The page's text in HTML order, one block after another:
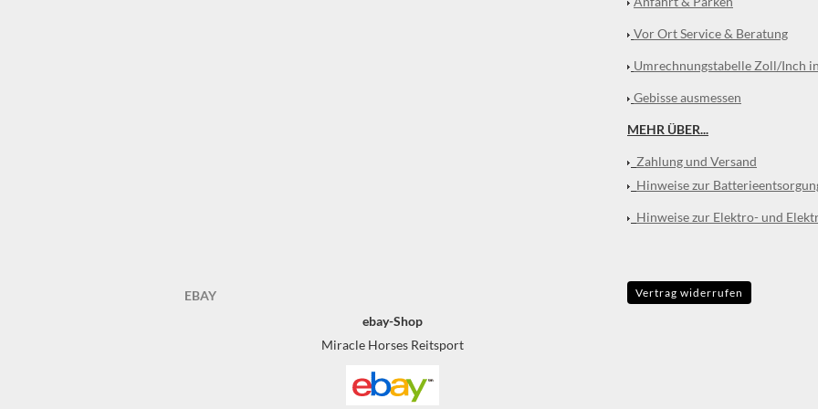
Vor Ort Service & Beratung
Umrechnungstabelle Zoll/Inch
Gebisse ausmessen
MEHR ÜBER...
Zahlung und Versand
Hinweise zur
Hinweise zur Elektro- und
EBAY
ebay-Shop
Miracle Horses Reitsport
Vertrag widerrufen